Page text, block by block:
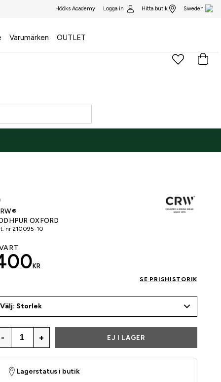
Hööks Academy Logga in Hitta butik Sweden
Varumärken OUTLET
OXFORD
nr 210095-10
KR
SE PRISHISTORIK
Välj: Storlek
- + EJ I LAGER
Lagerstatus i butik